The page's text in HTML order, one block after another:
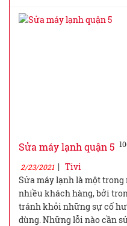
Sửa máy lạnh quận 5
2/23/2021| Tivi
Sửa máy lạnh là một
nhiều khách hàng, bởi
tránh khỏi những sự cố
dùng. Những lỗi nào cần